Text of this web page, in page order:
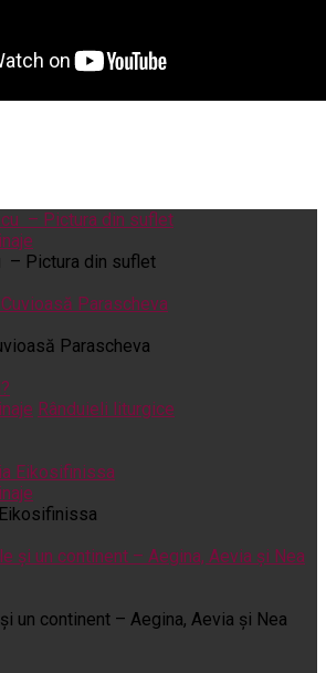
– Pictura din suflet
Parascheva
Rânduieli liturgice
un continent – Aegina, Aevia și Nea